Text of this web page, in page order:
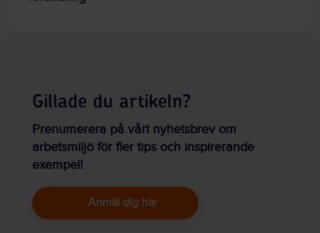
Gillade du artikeln?
Prenumerera på vårt nyhetsbrev om
arbetsmiljö för fler tips och inspirerande
exempel!
Anmäl dig här